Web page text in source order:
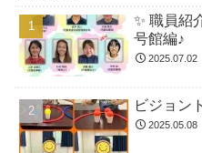
✨ 職員紹
号館編♪
2025.07.02
ビジョン
2025.05.08